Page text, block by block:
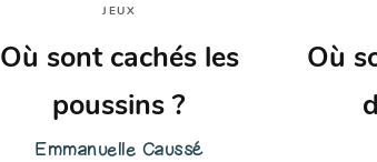
JEUX
Où sont cachés les
poussins ?
Emmanuelle Caussé
Où